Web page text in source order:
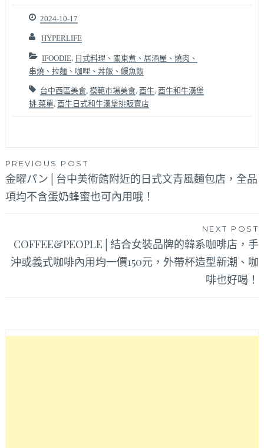
2024-10-17
HYPERLIFE
IFOODIE
日式料理、關東煮、居酒屋、燒肉、
串燒、拉麵、咖哩、丼飯、鰻魚飯
台中西區美食, 模範市場美食, 酉牛, 酉牛和牛漢堡
排 菜單 酉牛日式和牛漢堡排販賣店
文
章
導
PREVIOUS POST
金曜パン│台中美術館附近的日式文青風麵包店，全品
項均不含蛋奶蜂蜜也可內用哦！
NEXT POST
COFFEE&PEOPLE│結合女裝品牌的韓系咖啡店，手
沖或義式咖啡內用均一價150元，外帶杯造型新潮、咖
啡也好喝！